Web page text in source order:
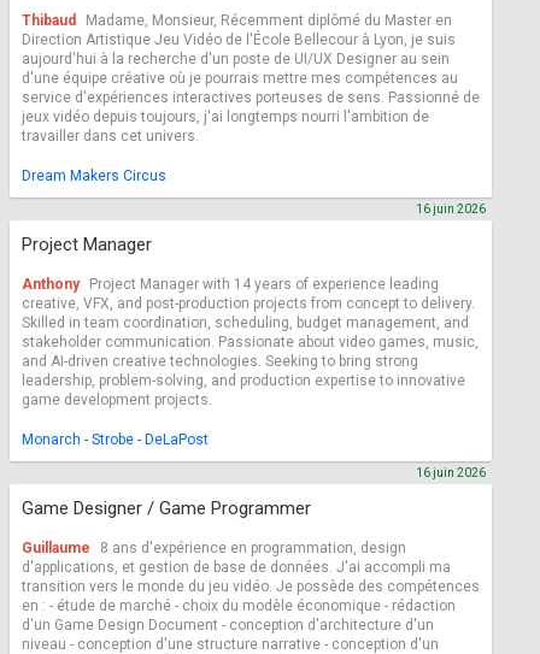
Thibaud
Madame, Monsieur, Récemment diplômé du Master en
Direction Artistique Jeu Vidéo de l'École Bellecour à Lyon, je suis
aujourd'hui à la recherche d'un poste de UI/UX Designer au sein
d'une équipe créative où je pourrais mettre mes compétences au
service d'expériences interactives porteuses de sens. Passionné de
jeux vidéo depuis toujours, j'ai longtemps nourri l'ambition de
travailler dans cet univers.
Dream Makers Circus
Project Manager
16 juin 2026
Anthony
Project Manager with 14 years of experience leading
creative, VFX, and post-production projects from concept to delivery.
Skilled in team coordination, scheduling, budget management, and
stakeholder communication. Passionate about video games, music,
and AI-driven creative technologies. Seeking to bring strong
leadership, problem-solving, and production expertise to innovative
game development projects.
Monarch - Strobe - DeLaPost
Game Designer / Game Programmer
16 juin 2026
Guillaume
8 ans d'expérience en programmation, design
d'applications, et gestion de base de données. J'ai accompli ma
transition vers le monde du jeu vidéo. Je possède des compétences
en : - étude de marché - choix du modèle économique - rédaction
d'un Game Design Document - conception d'architecture d'un
niveau - conception d'une structure narrative - conception d'un